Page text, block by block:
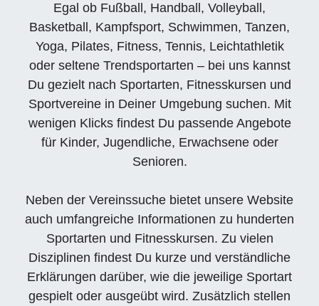
Egal ob Fußball, Handball, Volleyball,
Basketball, Kampfsport, Schwimmen, Tanzen,
Yoga, Pilates, Fitness, Tennis, Leichtathletik
oder seltene Trendsportarten – bei uns kannst
Du gezielt nach Sportarten, Fitnesskursen und
Sportvereine in Deiner Umgebung suchen. Mit
wenigen Klicks findest Du passende Angebote
für Kinder, Jugendliche, Erwachsene oder
Senioren.
Neben der Vereinssuche bietet unsere Website
auch umfangreiche Informationen zu hunderten
Sportarten und Fitnesskursen. Zu vielen
Disziplinen findest Du kurze und verständliche
Erklärungen darüber, wie die jeweilige Sportart
gespielt oder ausgeübt wird. Zusätzlich stellen